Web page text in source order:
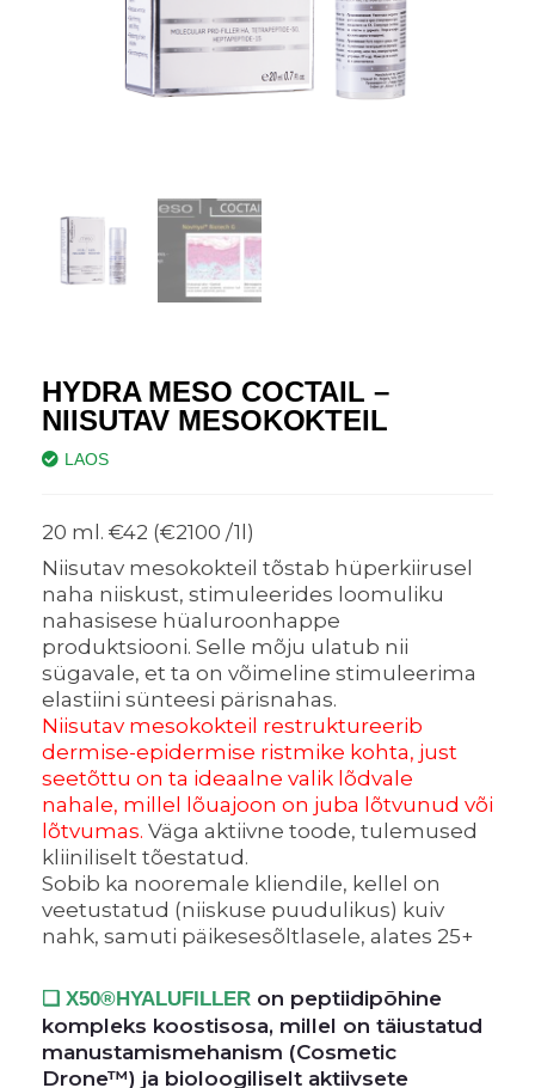
HYDRA MESO COCTAIL –
NIISUTAV MESOKOKTEIL
LAOS
20 ml. €42 (€2100 /1l)
Niisutav mesokokteil tõstab hüperkiirusel
naha niiskust, stimuleerides loomuliku
nahasisese hüaluroonhappe
produktsiooni. Selle mõju ulatub nii
sügavale, et ta on võimeline stimuleerima
elastiini sünteesi pärisnahas.
Niisutav mesokokteil restruktureerib
dermise-epidermise ristmike kohta, just
seetõttu on ta ideaalne valik lõdvale
nahale, millel lõuajoon on juba lõtvunud või
lõtvumas. Väga aktiivne toode, tulemused
kliiniliselt tõestatud.
Sobib ka nooremale kliendile, kellel on
veetustatud (niiskuse puudulikus) kuiv
nahk, samuti päikesesõltlasele, alates 25+
❑ X50®HYALUFILLER on peptiidipõhine
kompleks koostisosa, millel on täiustatud
manustamismehanism (Cosmetic
Drone™) ja bioloogiliselt aktiivsete